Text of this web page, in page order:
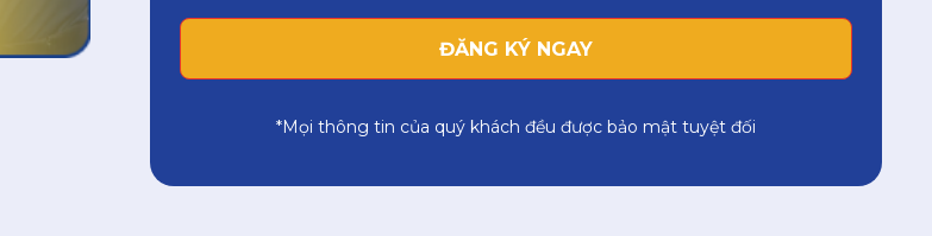
*Mọi thông tin của quý khách đều được bảo mật tuyệt đối